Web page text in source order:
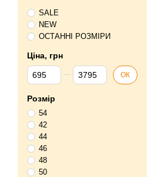
SALE
NEW
ОСТАННІ РОЗМІРИ
Ціна, грн
Від Ціна, грн
До Ціна, грн ОК
Розмір
54
42
44
46
48
50